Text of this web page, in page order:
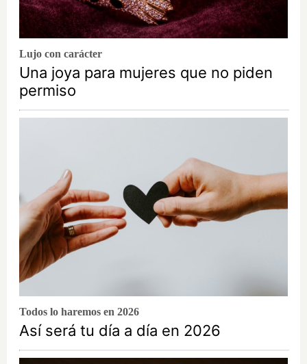
Lujo con carácter
Una joya para mujeres que no piden
permiso
Todos lo haremos en 2026
Así será tu día a día en 2026